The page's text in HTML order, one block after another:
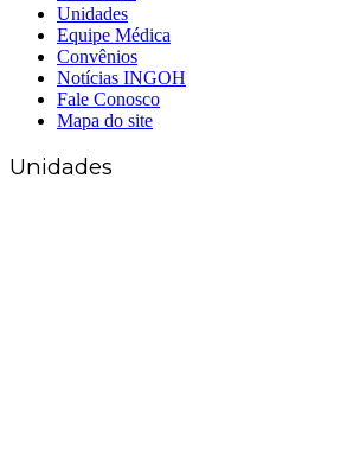
Unidades
Equipe Médica
Convênios
Notícias INGOH
Fale Conosco
Mapa do site
Unidades